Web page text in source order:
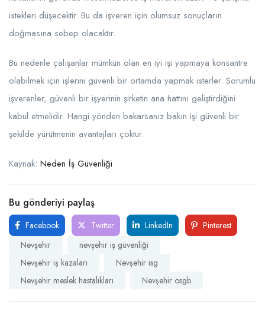
istekleri düşecektir. Bu da işveren için olumsuz sonuçların
doğmasına sebep olacaktır.
Bu nedenle çalışanlar mümkün olan en iyi işi yapmaya konsantre
olabilmek için işlerini güvenli bir ortamda yapmak isterler. Sorumlu
işverenler, güvenli bir işyerinin şirketin ana hattını geliştirdiğini
kabul etmelidir. Hangi yönden bakarsanız bakın işi güvenli bir
şekilde yürütmenin avantajları çoktur.
Kaynak: Neden İş Güvenliği
Bu gönderiyi paylaş
Facebook Twitter LinkedIn
Pinterest
Nevşehir
nevşehir iş güvenliği
Nevşehir iş kazaları
Nevşehir isg
Nevşehir meslek hastalıkları
Nevşehir osgb